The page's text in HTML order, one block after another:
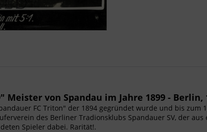
von Spandau im Jahre 1899 - Berlin,
FC Triton" der 1894 gegründet wurde und bis zum
des Berliner Tradionsklubs Spandauer SV, der
Spieler dabei. Rarität!.